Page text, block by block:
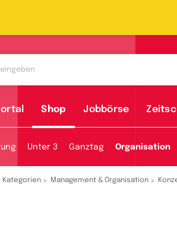
Shop Jobbörse
Unter 3 Ganztag Organisation
Kategorien Management & Organisation